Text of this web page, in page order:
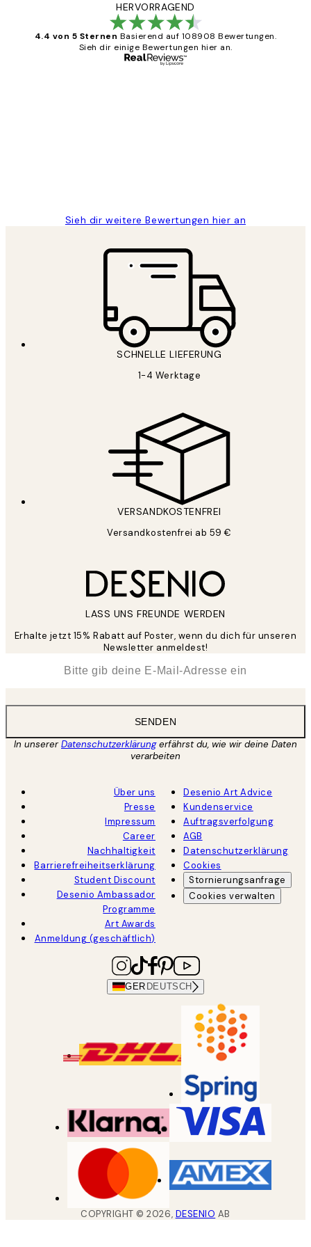
HERVORRAGEND
4.4 von 5 Sternen Basierend auf 108908 Bewertungen.
Sieh dir einige Bewertungen hier an.
Sieh dir weitere Bewertungen hier an
SCHNELLE LIEFERUNG
1-4 Werktage
VERSANDKOSTENFREI
Versandkostenfrei ab 59 €
LASS UNS FREUNDE WERDEN
Erhalte jetzt 15% Rabatt auf Poster, wenn du dich für unseren
Newsletter anmeldest!
SENDEN
In unsererDatenschutzerklärungerfährst du, wie wir deine Daten
verarbeiten
Über uns
Presse
Impressum
Career
Nachhaltigkeit
Barrierefreiheitserklärung
Student Discount
Desenio Ambassador
Programme
Art Awards
Anmeldung (geschäftlich)
Desenio Art Advice
Kundenservice
Auftragsverfolgung
AGB
Datenschutzerklärung
Cookies
Stornierungsanfrage
Cookies verwalten
GER DEUTSCH
COPYRIGHT ©2026, DESENIO AB